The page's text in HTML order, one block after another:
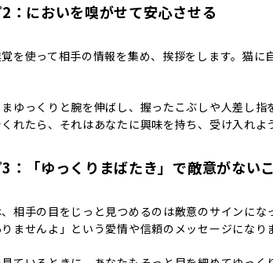
：においを嗅がせて安心させる
を使って相手の情報を集め、挨拶をします。猫
ゆっくりと腕を伸ばし、握ったこぶしや人差し
れたら、それはあなたに興味を持ち、受け入れよ
：「ゆっくりまばたき」で敵意がない
相手の目をじっと見つめるのは敵意のサインに
ませんよ」という愛情や信頼のメッセージになり